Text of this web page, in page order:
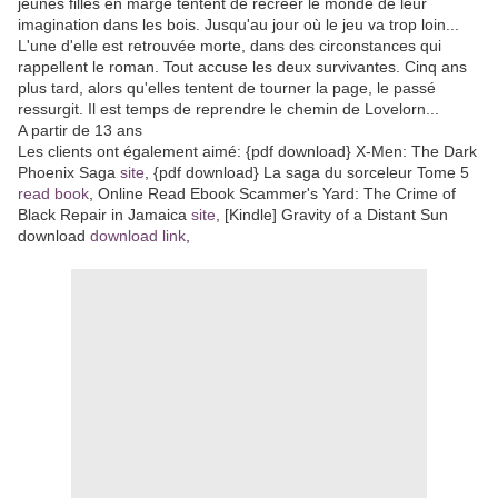
imagination dans les bois. Jusqu'au jour où le jeu va trop loin...
L'une d'elle est retrouvée morte, dans des circonstances qui
rappellent le roman. Tout accuse les deux survivantes. Cinq ans
plus tard, alors qu'elles tentent de tourner la page, le passé
ressurgit. Il est temps de reprendre le chemin de Lovelorn...
A partir de 13 ans
Les clients ont également aimé: {pdf download} X-Men: The Dark
Phoenix Saga site , {pdf download} La saga du sorceleur Tome 5
read book , Online Read Ebook Scammer's Yard: The Crime of
Black Repair in Jamaica site , [Kindle] Gravity of a Distant Sun
download download link